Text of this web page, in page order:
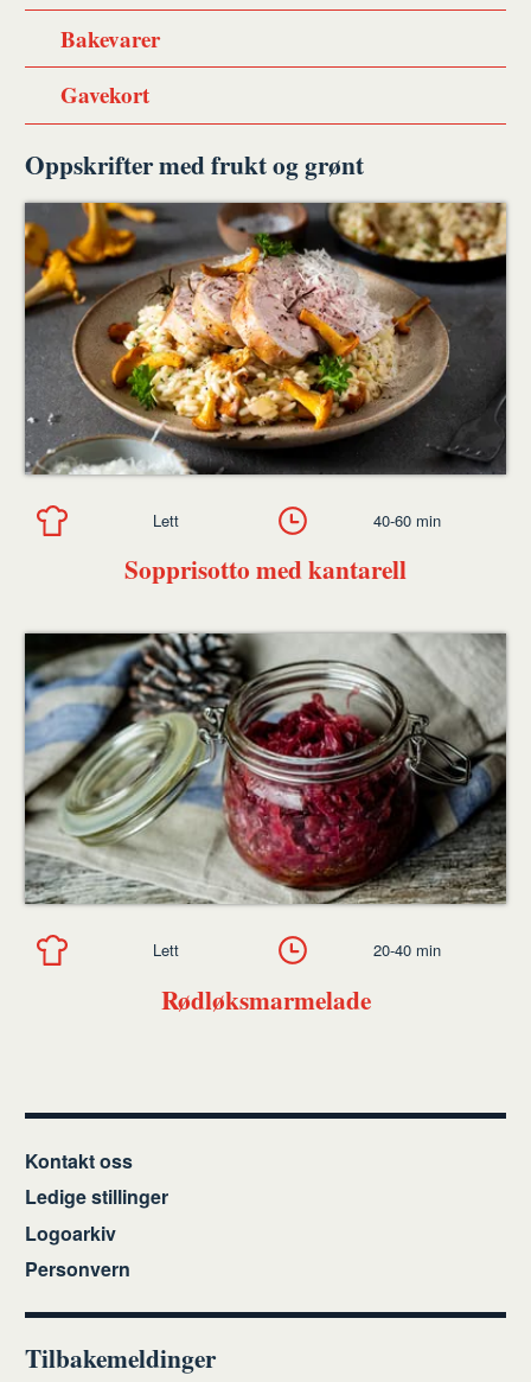
Bakevarer
Gavekort
Oppskrifter med frukt og grønt
Sopprisotto med kantarell
Lett 40-60 min
Rødløksmarmelade
Lett 20-40 min
Kontakt oss
Ledige stillinger
Logoarkiv
Personvern
Tilbakemeldinger